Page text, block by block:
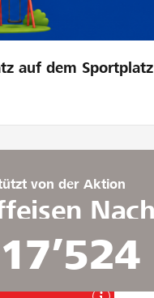
auf dem Sportplatz
von der Aktion